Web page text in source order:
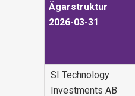
Ägarstruktur
2026-03-31
SI Technology
Investments AB